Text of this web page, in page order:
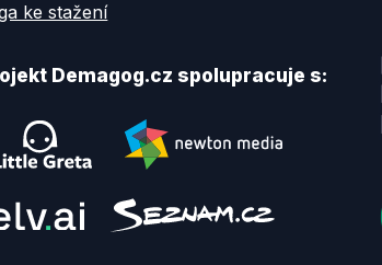
ke stažení
Demagog.cz spolupracuje s: